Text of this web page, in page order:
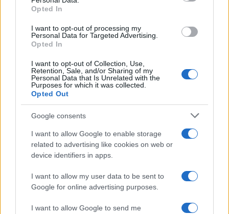
Opted In
I want to opt-out of processing my
Personal Data for Targeted Advertising.
Opted In
I want to opt-out of Collection, Use,
Retention, Sale, and/or Sharing of my
Personal Data that Is Unrelated with the
Purposes for which it was collected.
Opted Out
Google consents
I want to allow Google to enable storage
related to advertising like cookies on web or
device identifiers in apps.
I want to allow my user data to be sent to
Google for online advertising purposes.
I want to allow Google to send me
Ναυμαχία του Gravelines, η μεγάλη
ισπανική αρμάδα σκορπίζει
20:01
Οι Ινδοί πήγαν Pitch Black 26 με μια
ιδιαιτερότητα